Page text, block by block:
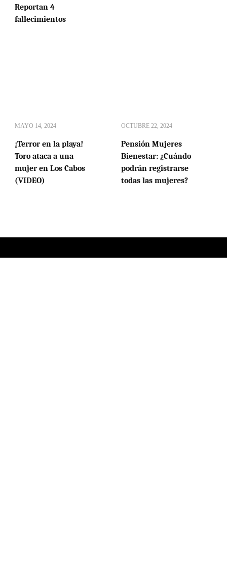
Reportan 4
fallecimientos
MAYO 14, 2024
¡Terror en la playa!
Toro ataca a una
mujer en Los Cabos
(VIDEO)
OCTUBRE 22, 2024
Pensión Mujeres
Bienestar: ¿Cuándo
podrán registrarse
todas las mujeres?